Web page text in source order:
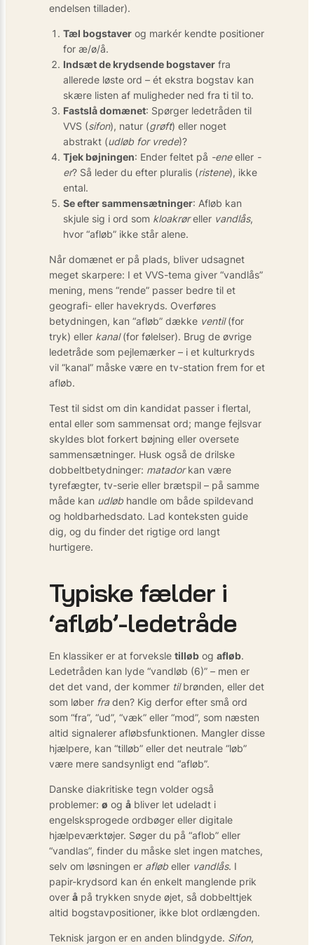
endelsen tillader).
Tæl bogstaver og markér kendte positioner
for æ/ø/å.
Indsæt de krydsende bogstaver fra
allerede løste ord – ét ekstra bogstav kan
skære listen af muligheder ned fra ti til to.
Fastslå domænet: Spørger ledetråden til
VVS (sifon), natur (grøft) eller noget
abstrakt (udløb for vrede)?
Tjek bøjningen: Ender feltet på -eneeller -
er? Så leder du efter pluralis (ristene), ikke
ental.
Se efter sammensætninger: Afløb kan
skjule sig i ord som kloakrøreller vandlås,
hvor “afløb” ikke står alene.
Når domænet er på plads, bliver udsagnet
meget skarpere: I et VVS-tema giver “vandlås”
mening, mens “rende” passer bedre til et
geografi- eller havekryds. Overføres
betydningen, kan “afløb” dække ventil(for
tryk) eller kanal(for følelser). Brug de øvrige
ledetråde som pejlemærker – i et kulturkryds
vil “kanal” måske være en tv-station frem for et
afløb.
Test til sidst om din kandidat passer i flertal,
ental eller som sammensat ord; mange fejlsvar
skyldes blot forkert bøjning eller oversete
sammensætninger. Husk også de drilske
dobbeltbetydninger: matadorkan være
tyrefægter, tv-serie eller brætspil – på samme
måde kan udløb handle om både spildevand
og holdbarhedsdato. Lad konteksten guide
dig, og du finder det rigtige ord langt
hurtigere.
Typiske fælder i
‘afløb’-ledetråde
En klassiker er at forveksle tilløb og afløb.
Ledetråden kan lyde “vandløb (6)” – men er
det det vand, der kommer tilbrønden, eller det
som løber fraden? Kig derfor efter små ord
som “fra”, “ud”, “væk” eller “mod”, som næsten
altid signalerer afløbsfunktionen. Mangler disse
hjælpere, kan “tilløb” eller det neutrale “løb”
være mere sandsynligt end “afløb”.
Danske diakritiske tegn volder også
problemer: ø og å bliver let udeladt i
engelsksprogede ordbøger eller digitale
hjælpeværktøjer. Søger du på “aflob” eller
“vandlas”, finder du måske slet ingen matches,
selv om løsningen er afløb eller vandlås. I
papir-krydsord kan én enkelt manglende prik
over å på trykken snyde øjet, så dobbelttjek
altid bogstavpositioner, ikke blot ordlængden.
Teknisk jargon er en anden blindgyde. Sifon,